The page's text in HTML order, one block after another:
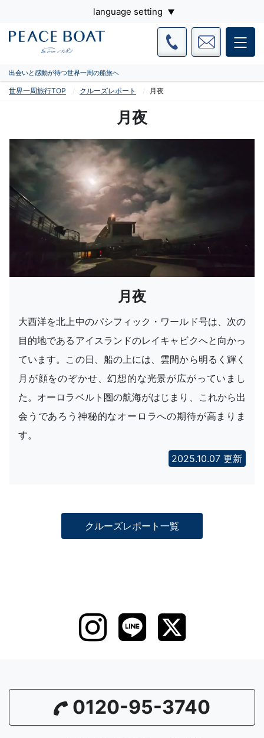
language setting
出会いと感動が待つ世界一周の船旅へ
世界一周旅行TOP クルーズレポート 月夜
月夜
月夜
大西洋を北上中のパシフィック・ワールド号は、次の
目的地であるアイスランドのレイキャビクへと向かっ
ています。この日、船の上には、雲間から明るく輝く
月が顔をのぞかせ、幻想的な光景が広がっていまし
た。オーロラベルト圏の航海がはじまり、これから出
会うであろう神秘的なオーロラへの期待が高まりま
す。
2025.10.07 更新
クルーズレポート一覧
0120-95-3740